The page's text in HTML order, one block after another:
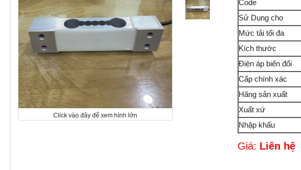
Click vào đây để xem hình lớn
Code
Sử Dụng cho
Mức tải tối đa
Kích thước
Điện áp biến đổi
Cấp chính xác
Hãng sản xuất
Xuất xứ
Nhập khẩu
Giá: Liên hệ